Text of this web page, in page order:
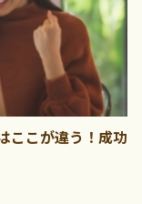
ここが違う！成功